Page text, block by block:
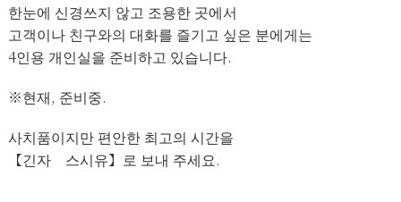
한눈에 신경쓰지 않고 조용한 곳에서
고객이나 친구와의 대화를 즐기고 싶은 분에게는
4인용 개인실을 준비하고 있습니다.
※현재, 준비중.
사치품이지만 편안한 최고의 시간을
【긴자 스시유】로 보내 주세요.